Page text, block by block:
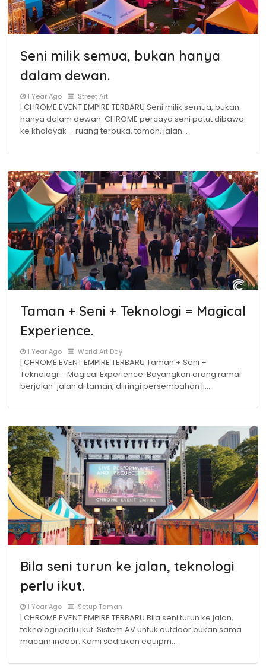
Seni milik semua, bukan hanya
dalam dewan.
1 Year Ago Street Art
| CHROME EVENT EMPIRE TERBARU Seni milik semua, bukan
hanya dalam dewan. CHROME percaya seni patut dibawa
ke khalayak – ruang terbuka, taman, jalan…
Taman + Seni + Teknologi = Magical
Experience.
1 Year Ago World Art Day
| CHROME EVENT EMPIRE TERBARU Taman + Seni +
Teknologi = Magical Experience. Bayangkan orang ramai
berjalan-jalan di taman, diiringi persembahan li…
Bila seni turun ke jalan, teknologi
perlu ikut.
1 Year Ago Setup Taman
| CHROME EVENT EMPIRE TERBARU Bila seni turun ke jalan,
teknologi perlu ikut. Sistem AV untuk outdoor bukan sama
macam indoor. Kami sediakan equipm…